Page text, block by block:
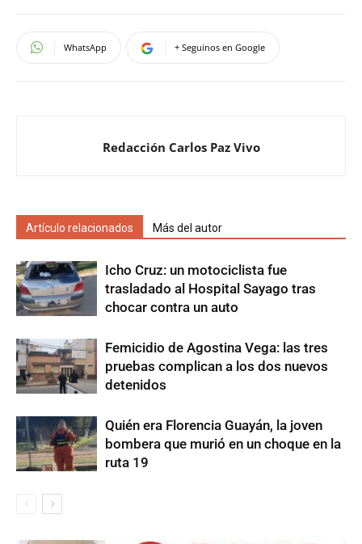
WhatsApp + Seguinos en Google
Redacción Carlos Paz Vivo
Artículo relacionados Más del autor
Icho Cruz: un motociclista fue
trasladado al Hospital Sayago tras
chocar contra un auto
Femicidio de Agostina Vega: las tres
pruebas complican a los dos nuevos
detenidos
Quién era Florencia Guayán, la joven
bombera que murió en un choque en la
ruta 19